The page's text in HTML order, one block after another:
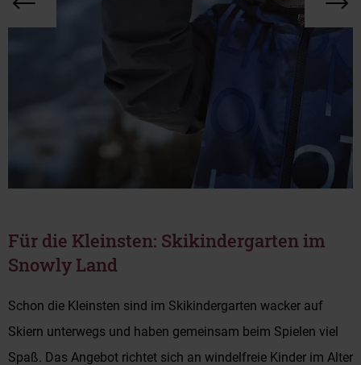
Für die Kleinsten: Skikindergarten im
Snowly Land
Schon die Kleinsten sind im Skikindergarten wacker auf
Skiern unterwegs und haben gemeinsam beim Spielen viel
Spaß. Das Angebot richtet sich an windelfreie Kinder im Alter